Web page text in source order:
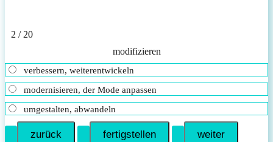
2 / 20
modifizieren
verbessern, weiterentwickeln
modernisieren, der Mode anpassen
umgestalten, abwandeln